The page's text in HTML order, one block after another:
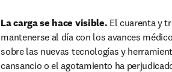
La carga se hace visible. El cuarenta y
mantenerse al día con los avances
sobre las nuevas tecnologías y
cansancio o el agotamiento ha